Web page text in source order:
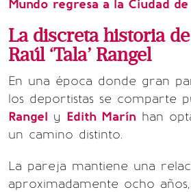
Mundo regresa a la Ciudad
La discreta historia
Raúl ‘Tala’ Rangel
En una época donde gran
los deportistas se comparte
Rangel y Edith Marín han
un camino distinto.
La pareja mantiene una
aproximadamente ocho